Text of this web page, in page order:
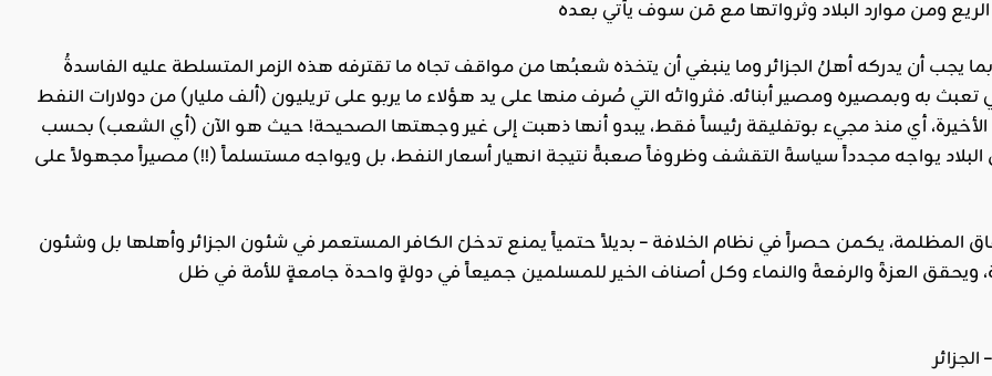
بما يجب أن يدركه أهلُ الجزائر وما ينبغي أن يتخذه شعبـُها من مواقف تجاه ما تقترفه هذه الزمر المتسلطة عليه الفاسدةُ
تعبث به وبمصيره ومصير أبنائه. فثرواتـُه التي صُرف منها على يد هؤلاء ما يربو على تريليون (ألف مليار) من دولارات النفط
الأخيرة، أي منذ مجيء بوتفليقة رئيساً فقط، يبدو أنها ذهبت إلى غير وجهتها الصحيحة! حيث هو الآن (أي الشعب) بحسب
البلاد يواجه مجدداً سياسةَ التقشف وظروفاً صعبةً نتيجة انهيار أسعار النفط، بل ويواجه مستسلماً (!!) مصيراً مجهولاً على
المظلمة، يكمن حصراً في نظام الخلافة – بديلاً حتمياً يمنع تدخلَ الكافر المستعمر في شئون الجزائر وأهلها بل وشئون
ويحقق العزةَ والرفعةَ والنماء وكل أصناف الخير للمسلمين جميعاً في دولةٍ واحدة جامعةٍ للأمة في ظل
الجزائر
اقليمي ودولي
صدور
العدد 601
من جريدة
التحرير
2026
0